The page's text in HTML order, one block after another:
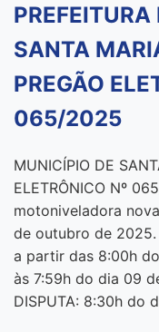
SANTA
PREGÃO
065/2025
MUNICÍPIO DE
ELETRÔNICO Nº
motoniveladora
de outubro de 2025.
a partir das 8:00h
às 7:59h do dia 09
DISPUTA: 8:30h do